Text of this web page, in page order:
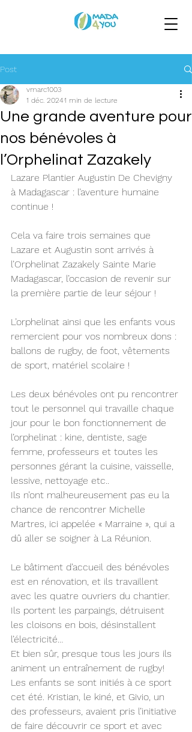
Post
Une grande aventure pour
nos bénévoles à
l’Orphelinat Zazakely
vmarc1003
1 déc. 20241 min de lecture
Lazare Plantier Augustin De Chevigny
à Madagascar : l’aventure humaine
continue !
Cela va faire trois semaines que
Lazare et Augustin sont arrivés à
l’Orphelinat Zazakely Sainte Marie
Madagascar, l’occasion de revenir sur
la première partie de leur séjour !
L’orphelinat ainsi que les enfants vous
remercient pour vos nombreux dons :
ballons de rugby, de foot, vêtements
de sport, matériel scolaire !
Les deux bénévoles ont pu rencontrer
tout le personnel qui travaille chaque
jour pour le bon fonctionnement de
l’orphelinat : kine, dentiste, sage
femme, professeurs et toutes les
personnes gérant la cuisine, vaisselle,
lessive, nettoyage etc..
Ils n’ont malheureusement pas eu la
chance de rencontrer Michelle
Martres, ici appelée « Marraine », qui a
dû aller se soigner à La Réunion.
Le bâtiment d’accueil des bénévoles
est en rénovation, et ils travaillent
avec les quatre ouvriers du chantier.
Ils portent les parpaings, détruisent
les cloisons en bois, désinstallent
l’électricité…
Et bien sûr, presque tous les jours ils
animent un entraînement de rugby!
Les enfants se sont initiés à ce sport
cet été. Kristian, le kiné, et Givio, un
des professeurs, avaient pris l’initiative
de faire découvrir ce sport et avec